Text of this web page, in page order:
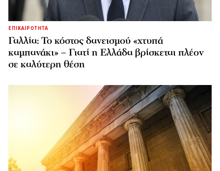
ΕΠΙΚΑΙΡΟΤΗΤΑ
Γαλλία: Το κόστος δανεισμού «χτυπά
καμπανάκι» – Γιατί η Ελλάδα βρίσκεται πλέον
σε καλύτερη θέση